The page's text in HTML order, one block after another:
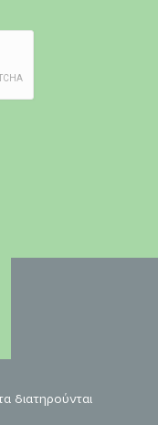
διατηρούνται